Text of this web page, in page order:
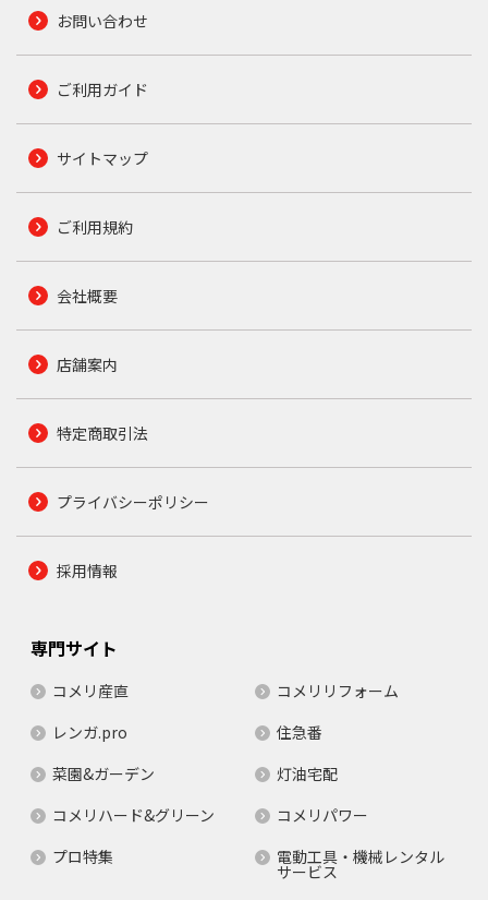
お問い合わせ
ご利用ガイド
サイトマップ
ご利用規約
会社概要
店舗案内
特定商取引法
プライバシーポリシー
採用情報
専門サイト
コメリ産直
コメリリフォーム
レンガ.pro
住急番
菜園&ガーデン
灯油宅配
コメリハード&グリーン
コメリパワー
プロ特集
電動工具・機械レンタル
サービス